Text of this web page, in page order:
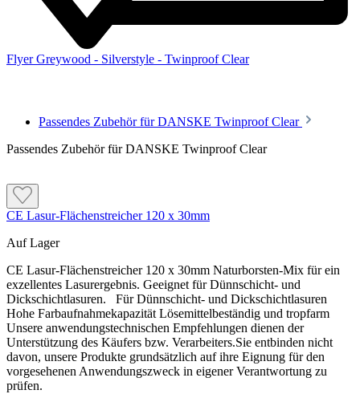
Verantwortung zu prüfen.
Das Material unverdünnt in Maserrichtung auftragen
Die Holzfeuchte darf nicht über 18 % liegen
Vor Gebrauch sorgfältig aufrühren
Hinweise und Informationen zur Anwendung, der Lagerung, dem Transport und
der Entsorgung unserer Artikel beachte bitte das technische Datenblatt. Verbrauchswerte sind
Richtwerte. Mengenrechner dient zur unverbindlichen Orientierung. Alle Empfehlungen
Flyer Greywood - Silverstyle - Twinproof Clear
Passendes Zubehör für DANSKE Twinproof Clear
Passendes Zubehör für DANSKE Twinproof Clear
CE Lasur-Flächenstreicher 120 x 30mm
Auf Lager
CE Lasur-Flächenstreicher 120 x 30mm Naturborsten-Mix für ein
exzellentes Lasurergebnis. Geeignet für Dünnschicht- und
Dickschichtlasuren. Für Dünnschicht- und Dickschichtlasuren
Hohe Farbaufnahmekapazität Lösemittelbeständig und tropfarm
Unsere anwendungstechnischen Empfehlungen dienen der
Unterstützung des Käufers bzw. Verarbeiters.Sie entbinden nicht
davon, unsere Produkte grundsätzlich auf ihre Eignung für den
vorgesehenen Anwendungszweck in eigener Verantwortung zu
prüfen.